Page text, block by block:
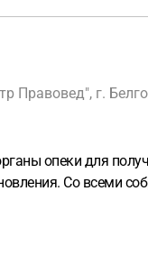
Правовед", г.
опеки для
Со всеми